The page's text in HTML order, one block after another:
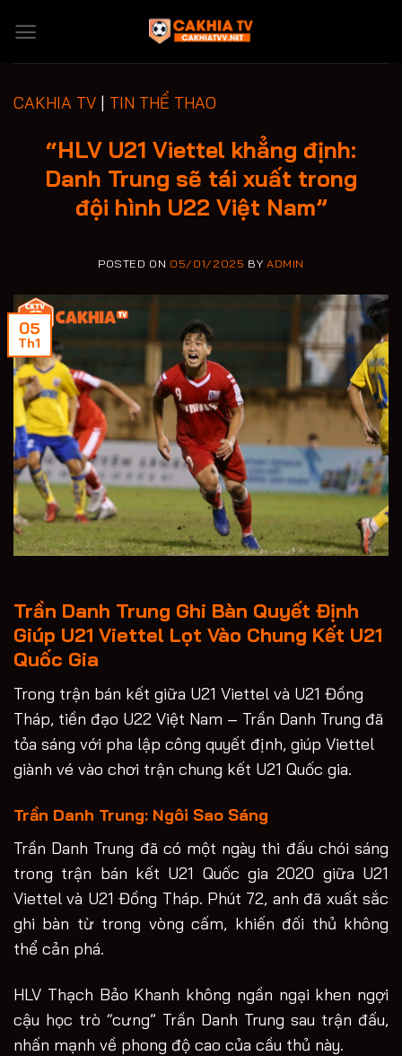
content
CAKHIA TV | TIN THỂ THAO
“HLV U21 Viettel khẳng định:
Danh Trung sẽ tái xuất trong
đội hình U22 Việt Nam”
POSTED ON 05/01/2025 BY ADMIN
05
Th1
Trần Danh Trung Ghi Bàn Quyết Định
Giúp U21 Viettel Lọt Vào Chung Kết U21
Quốc Gia
Trong trận bán kết giữa U21 Viettel và U21 Đồng
Tháp, tiền đạo U22 Việt Nam – Trần Danh Trung đã
tỏa sáng với pha lập công quyết định, giúp Viettel
giành vé vào chơi trận chung kết U21 Quốc gia.
Trần Danh Trung: Ngôi Sao Sáng
Trần Danh Trung đã có một ngày thi đấu chói sáng
trong trận bán kết U21 Quốc gia 2020 giữa U21
Viettel và U21 Đồng Tháp. Phút 72, anh đã xuất sắc
ghi bàn từ trong vòng cấm, khiến đối thủ không
thể cản phá.
HLV Thạch Bảo Khanh không ngần ngại khen ngợi
cậu học trò “cưng” Trần Danh Trung sau trận đấu,
nhấn mạnh về phong độ cao của cầu thủ này.